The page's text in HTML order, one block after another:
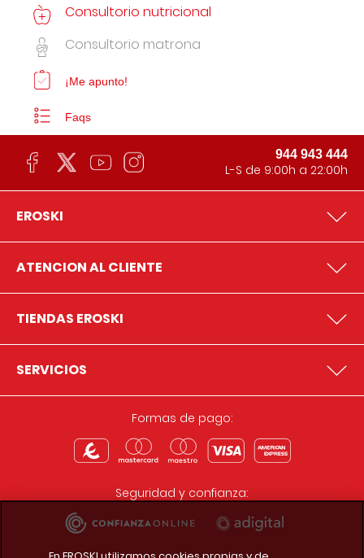
Consultorio nutricional
Consultorio matrona
¡Me apunto!
Faqs
944 943 444
L-S de 9:00h a 22:00h
EROSKI
ATENCION AL CLIENTE
TIENDAS EROSKI
SERVICIOS
Formas de pago:
Seguridad y confianza: